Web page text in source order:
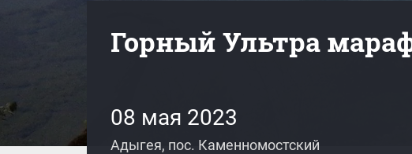
Горный Ультра
08 мая 2023
Адыгея, пос. Каменномостский